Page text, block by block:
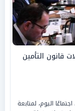
قانون التأمين
اليوم، لمتابعة